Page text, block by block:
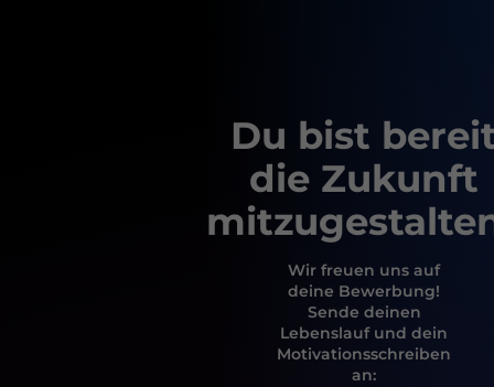
Du bist
die Zukunft
Wir freuen uns auf
deine Bewerbung!
Sende deinen
Lebenslauf und dein
Motivationsschreiben
an: